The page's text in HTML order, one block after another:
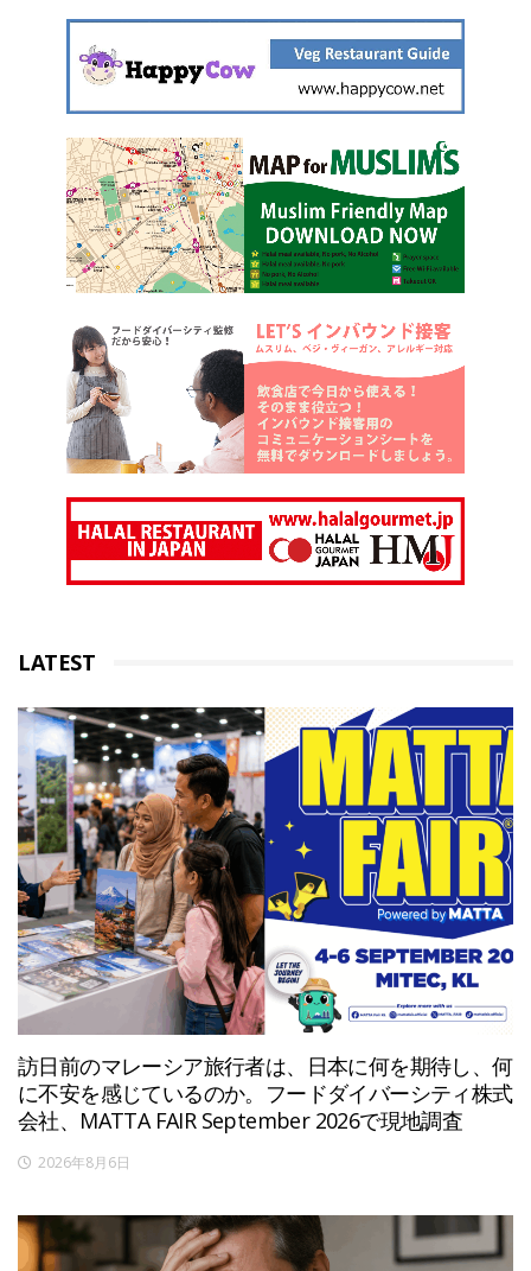
LATEST
訪日前のマレーシア旅行者は、日本に何を期待し、何
に不安を感じているのか。フードダイバーシティ株式
会社、MATTA FAIR September 2026で現地調査
2026年8月6日